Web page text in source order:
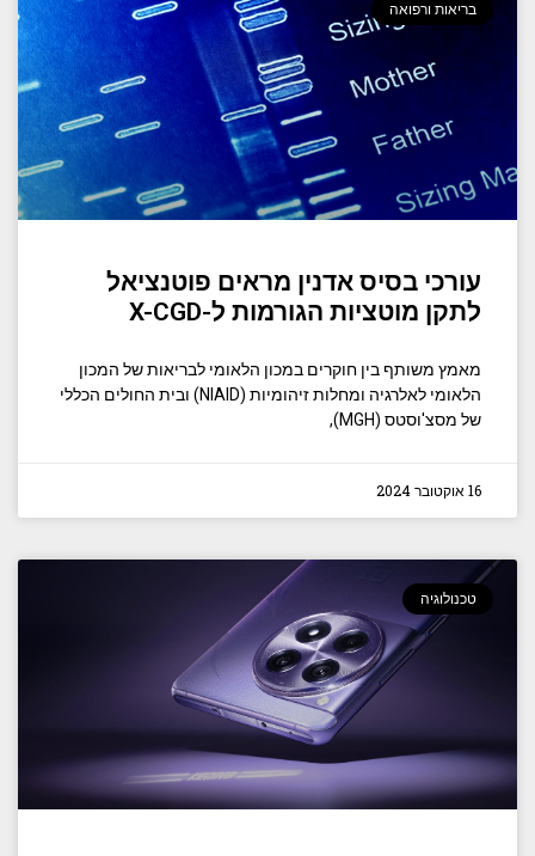
בריאות ורפואה
עורכי בסיס אדנין מראים פוטנציאל
לתקן מוטציות הגורמות ל-X-CGD
מאמץ משותף בין חוקרים במכון הלאומי לבריאות של המכון
הלאומי לאלרגיה ומחלות זיהומיות (NIAID) ובית החולים הכללי
של מסצ'וסטס (MGH),
16 אוקטובר 2024
טכנולוגיה